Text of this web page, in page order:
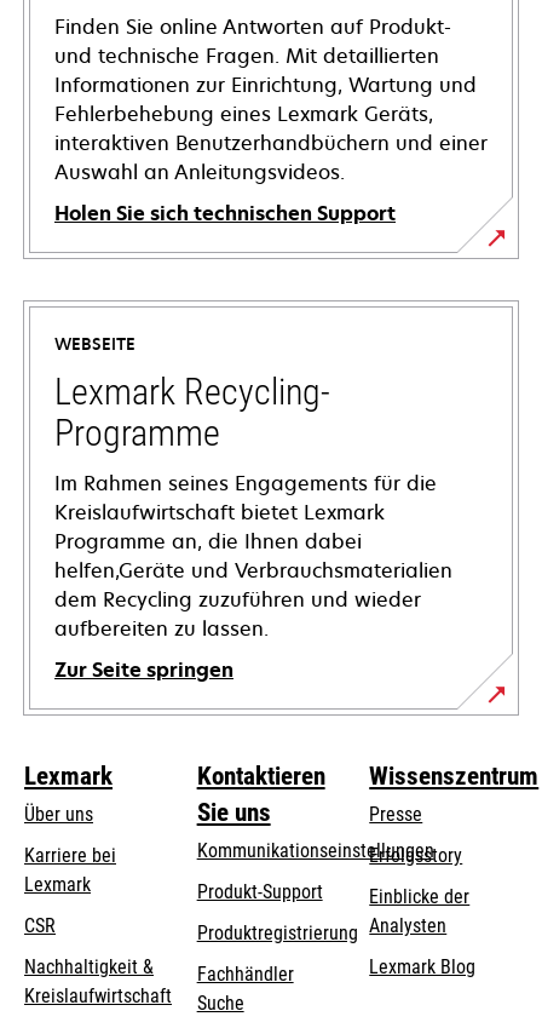
Finden Sie online Antworten auf Produkt-
und technische Fragen. Mit detaillierten
Informationen zur Einrichtung, Wartung und
Fehlerbehebung eines Lexmark Geräts,
interaktiven Benutzerhandbüchern und einer
Auswahl an Anleitungsvideos.
Holen Sie sich technischen Support
wird
in
neuen
Registerkarte
geöffnet
WEBSEITE
Lexmark Recycling-
Programme
Im Rahmen seines Engagements für die
Kreislaufwirtschaft bietet Lexmark
Programme an, die Ihnen dabei
helfen,Geräte und Verbrauchsmaterialien
dem Recycling zuzuführen und wieder
aufbereiten zu lassen.
Zur Seite springen
Lexmark
Über uns
Karriere bei
Lexmark
CSR
Nachhaltigkeit &
Kreislaufwirtschaft
Kontaktieren
Sie uns
Kommunikationseinstellungen
wird
in
einer
neuen
Registerkarte
Produkt-Supportwird
einer
neuen
Produktregistrierung
Fachhändler
Suche
Wissenszentrum
Presse
Erfolgsstory
Einblicke der
Analysten
Lexmark Blog